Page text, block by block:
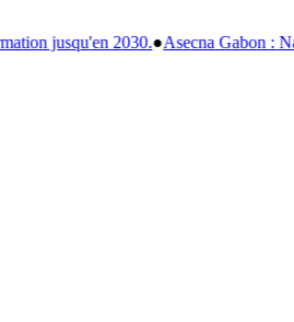
: Nadine Nathalie Awanang-Anato